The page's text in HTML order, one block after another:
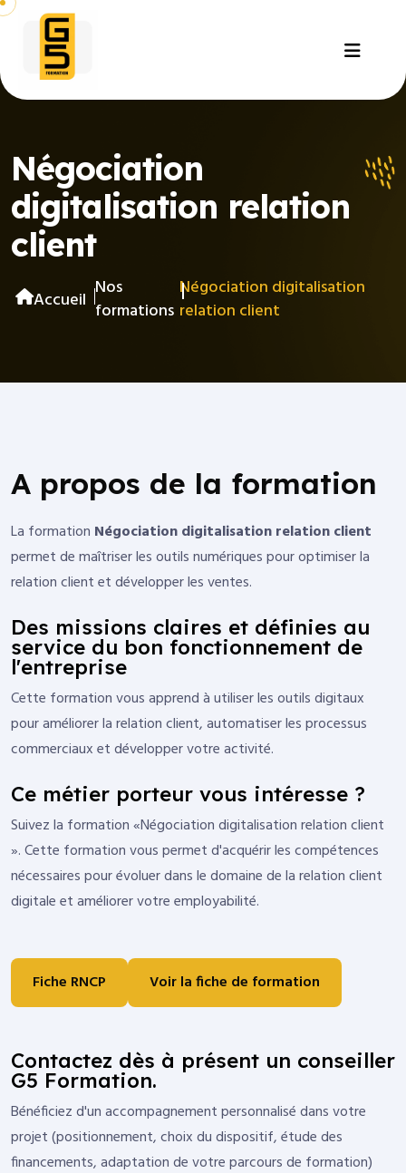
Négociation
digitalisation relation
client
Accueil Nos
formations
Négociation digitalisation
relation client
A propos de la formation
La formation Négociation digitalisation relation client
permet de maîtriser les outils numériques pour optimiser la
relation client et développer les ventes.
Des missions claires et définies au
service du bon fonctionnement de
l'entreprise
Cette formation vous apprend à utiliser les outils digitaux
pour améliorer la relation client, automatiser les processus
commerciaux et développer votre activité.
Ce métier porteur vous intéresse ?
Suivez la formation «Négociation digitalisation relation client
». Cette formation vous permet d'acquérir les compétences
nécessaires pour évoluer dans le domaine de la relation client
digitale et améliorer votre employabilité.
Fiche RNCP Voir la fiche de formation
Contactez dès à présent un conseiller
G5 Formation.
Bénéficiez d'un accompagnement personnalisé dans votre
projet (positionnement, choix du dispositif, étude des
financements, adaptation de votre parcours de formation)